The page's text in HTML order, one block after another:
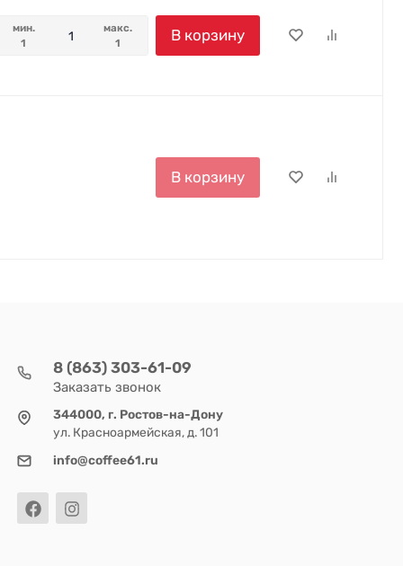
мин.
1
макс.
1
В корзину
В корзину
8 (863) 303-61-09
Заказать звонок
344000, г. Ростов-на-Дону
ул. Красноармейская, д. 101
info@coffee61.ru